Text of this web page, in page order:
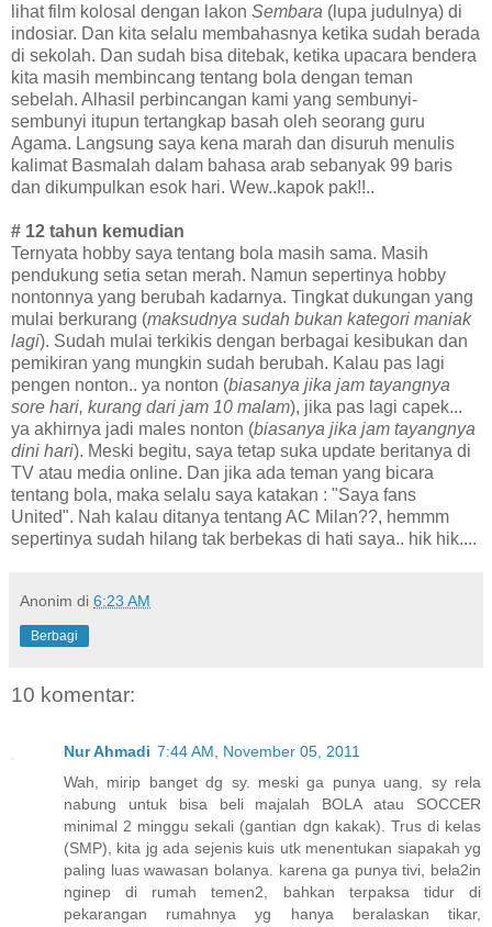
lihat film kolosal dengan lakon Sembara (lupa judulnya) di
indosiar. Dan kita selalu membahasnya ketika sudah berada
di sekolah. Dan sudah bisa ditebak, ketika upacara bendera
kita masih membincang tentang bola dengan teman
sebelah. Alhasil perbincangan kami yang sembunyi-
sembunyi itupun tertangkap basah oleh seorang guru
Agama. Langsung saya kena marah dan disuruh menulis
kalimat Basmalah dalam bahasa arab sebanyak 99 baris
dan dikumpulkan esok hari. Wew..kapok pak!!..
# 12 tahun kemudian
Ternyata hobby saya tentang bola masih sama. Masih
pendukung setia setan merah. Namun sepertinya hobby
nontonnya yang berubah kadarnya. Tingkat dukungan yang
mulai berkurang (maksudnya sudah bukan kategori maniak
lagi). Sudah mulai terkikis dengan berbagai kesibukan dan
pemikiran yang mungkin sudah berubah. Kalau pas lagi
pengen nonton.. ya nonton (biasanya jika jam tayangnya
sore hari, kurang dari jam 10 malam), jika pas lagi capek...
ya akhirnya jadi males nonton (biasanya jika jam tayangnya
dini hari). Meski begitu, saya tetap suka update beritanya di
TV atau media online. Dan jika ada teman yang bicara
tentang bola, maka selalu saya katakan : "Saya fans
United". Nah kalau ditanya tentang AC Milan??, hemmm
sepertinya sudah hilang tak berbekas di hati saya.. hik hik....
Anonim di 6:23 AM
Berbagi
10 komentar:
Nur Ahmadi 7:44 AM, November 05, 2011
Wah, mirip banget dg sy. meski ga punya uang, sy rela
nabung untuk bisa beli majalah BOLA atau SOCCER
minimal 2 minggu sekali (gantian dgn kakak). Trus di kelas
(SMP), kita jg ada sejenis kuis utk menentukan siapakah yg
paling luas wawasan bolanya. karena ga punya tivi, bela2in
nginep di rumah temen2, bahkan terpaksa tidur di
pekarangan rumahnya yg hanya beralaskan tikar,